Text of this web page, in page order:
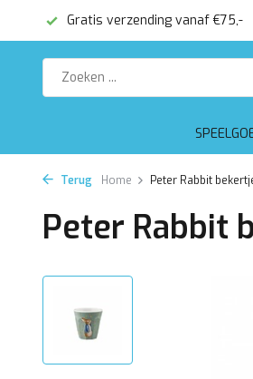
Gratis verzending vanaf €75,-
Terug Home Peter Rabbit
Peter Rabbit